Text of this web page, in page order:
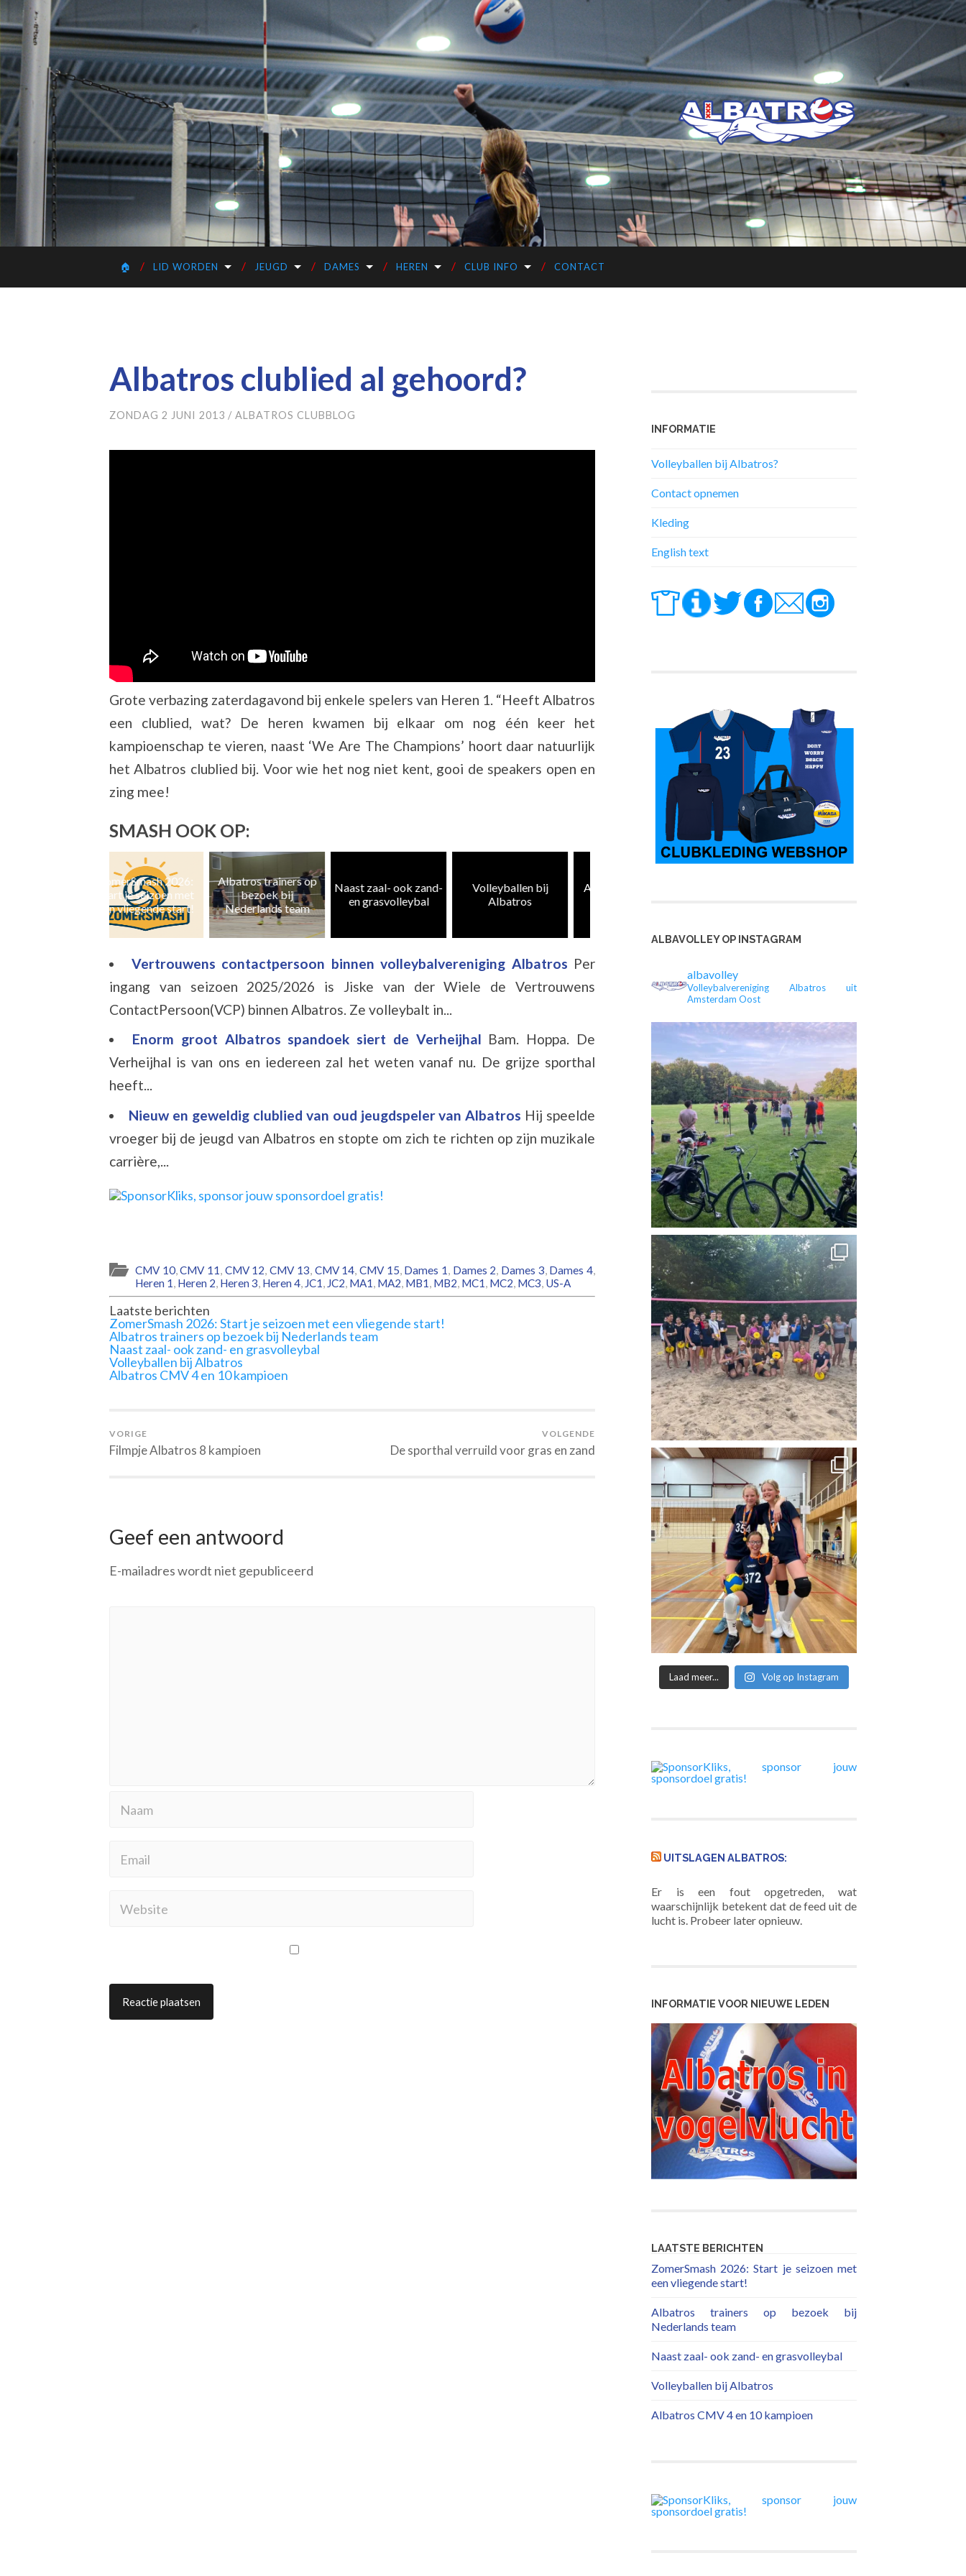
🏠 LID WORDEN JEUGD DAMES HEREN CLUB INFO CONTACT
Albatros clublied al gehoord?
ZONDAG 2 JUNI 2013 / ALBATROS CLUBBLOG
Grote verbazing zaterdagavond bij enkele spelers van Heren 1. “Heeft Albatros
een clublied, wat? De heren kwamen bij elkaar om nog één keer het
kampioenschap te vieren, naast ‘We Are The Champions’ hoort daar natuurlijk
het Albatros clublied bij. Voor wie het nog niet kent, gooi de speakers open en
zing mee!
SMASH OOK OP:
Albatros trainers op
bezoek bij
Nederlands team
Naast zaal- ook zand-
en grasvolleybal
Volleyballen bij
Albatros
Albatros CMV 4 en
10 kampioen
Vertrouwens contactpersoon binnen volleybalvereniging Albatros Per
ingang van seizoen 2025/2026 is Jiske van der Wiele de Vertrouwens
ContactPersoon(VCP) binnen Albatros. Ze volleybalt in...
Enorm groot Albatros spandoek siert de Verheijhal Bam. Hoppa. De
Verheijhal is van ons en iedereen zal het weten vanaf nu. De grijze sporthal
heeft...
Nieuw en geweldig clublied van oud jeugdspeler van Albatros Hij speelde
vroeger bij de jeugd van Albatros en stopte om zich te richten op zijn muzikale
carrière,...
CMV 10,CMV 11, CMV 12,CMV 13, CMV 14, CMV 15, Dames 1, Dames 2, Dames 3, Dames 4,
Heren 1, Heren 2, Heren 3, Heren 4, JC1, JC2, MA1, MA2, MB1, MB2, MC1, MC2, MC3, US-A
Laatste berichten
ZomerSmash 2026: Start je seizoen met een vliegende start!
Albatros trainers op bezoek bij Nederlands team
Naast zaal- ook zand- en grasvolleybal
Volleyballen bij Albatros
Albatros CMV 4 en 10 kampioen
VORIGE
Filmpje Albatros 8 kampioen
VOLGENDE
De sporthal verruild voor gras en zand
Geef een antwoord
E-mailadres wordt niet gepubliceerd
INFORMATIE
Volleyballen bij Albatros?
Contact opnemen
Kleding
English text
ALBAVOLLEY OP INSTAGRAM
albavolley
Volleybalvereniging Albatros uit
Amsterdam Oost
Laad meer... Volg op Instagram
UITSLAGEN ALBATROS:
Er is een fout opgetreden, wat
waarschijnlijk betekent dat de feed uit de
lucht is. Probeer later opnieuw.
INFORMATIE VOOR NIEUWE LEDEN
LAATSTE BERICHTEN
ZomerSmash 2026: Start je seizoen met
een vliegende start!
Albatros trainers op bezoek bij
Nederlands team
Naast zaal- ook zand- en grasvolleybal
Volleyballen bij Albatros
Albatros CMV 4 en 10 kampioen